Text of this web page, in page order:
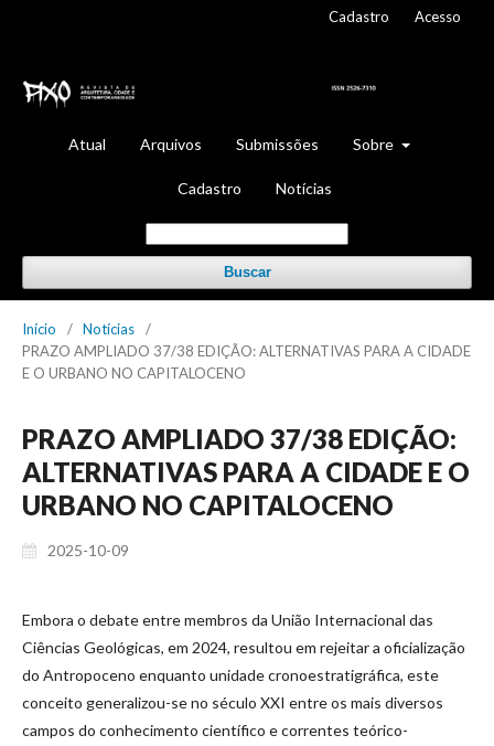
Atual Arquivos Submissões Sobre
Cadastro Notícias
Buscar
Cadastro Acesso
Início / Notícias
/
PRAZO AMPLIADO 37/38 EDIÇÃO: ALTERNATIVAS PARA A CIDADE
E O URBANO NO CAPITALOCENO
PRAZO AMPLIADO 37/38 EDIÇÃO:
ALTERNATIVAS PARA A CIDADE E O
URBANO NO CAPITALOCENO
2025-10-09
Embora o debate entre membros da União Internacional das
Ciências Geológicas, em 2024, resultou em rejeitar a oficialização
do Antropoceno enquanto unidade cronoestratigráfica, este
conceito generalizou-se no século XXI entre os mais diversos
campos do conhecimento científico e correntes teórico-